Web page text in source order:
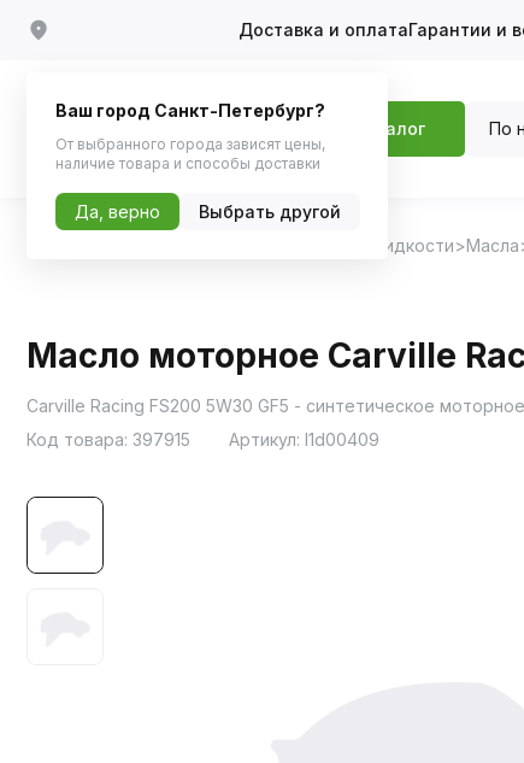
Доставка и оплатаГарантии и
Каталог По
Масла и технические жидкости Масла
Масло моторное Carville
Carville Racing FS200 5W30 GF5 - синтетическое
Код товара: 397915 Артикул: l1d00409
Ваш город Санкт-Петербург?
От выбранного города зависят цены,
наличие товара и способы доставки
Да, верно Выбрать другой